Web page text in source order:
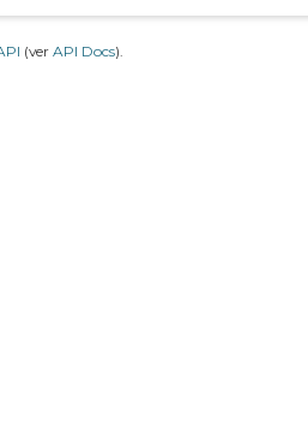
(ver API Docs).